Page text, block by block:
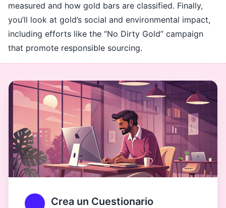
measured and how gold bars are classified. Finally,
you’ll look at gold’s social and environmental impact,
including efforts like the “No Dirty Gold” campaign
that promote responsible sourcing.
Crea un Cuestionario